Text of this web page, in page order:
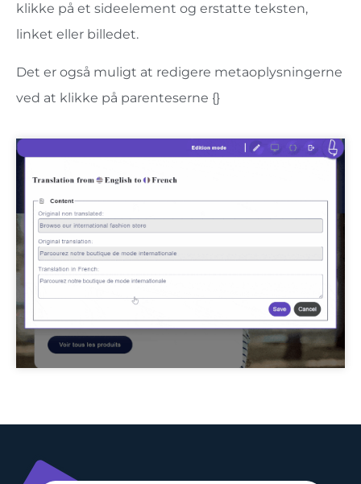
klikke på et sideelement og erstatte teksten,
linket eller billedet.
Det er også muligt at redigere metaoplysningerne
ved at klikke på parenteserne {}